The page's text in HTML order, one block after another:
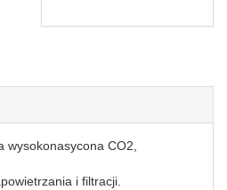
wysokonasycona CO2,
i filtracji.